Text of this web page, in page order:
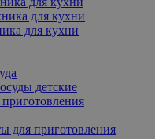
для кухни
для кухни
детские
для приготовления